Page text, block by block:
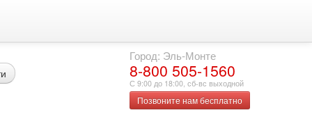
Город: Эль-Монте
8-800 505-1560
С 9:00 до 18:00, сб-вс выходной
Позвоните нам бесплатно